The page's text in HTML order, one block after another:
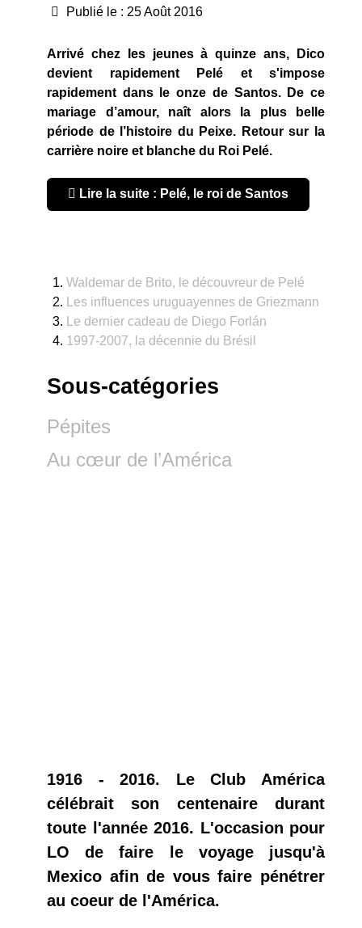
Publié le : 25 Août 2016
Arrivé chez les jeunes à quinze ans, Dico
devient rapidement Pelé et s'impose
rapidement dans le onze de Santos. De ce
mariage d’amour, naît alors la plus belle
période de l’histoire du Peixe. Retour sur la
carrière noire et blanche du Roi Pelé.
Lire la suite : Pelé, le roi de Santos
Waldemar de Brito, le découvreur de Pelé
Les influences uruguayennes de Griezmann
Le dernier cadeau de Diego Forlán
1997-2007, la décennie du Brésil
Sous-catégories
Pépites
Au cœur de l’América
1916 - 2016. Le Club América
célébrait son centenaire durant
toute l'année 2016. L'occasion pour
LO de faire le voyage jusqu'à
Mexico afin de vous faire pénétrer
au coeur de l'América.